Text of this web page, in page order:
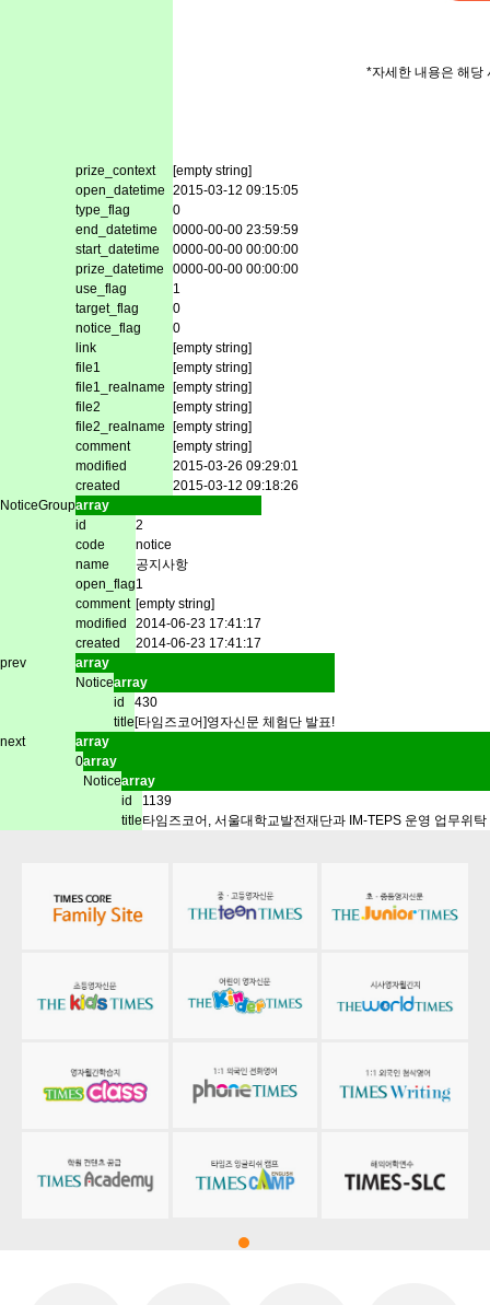
*자세한 내용은 해당
prize_context
[empty string]
open_datetime 2015-03-12 09:15:05
type_flag
0
end_datetime
0000-00-00 23:59:59
start_datetime
0000-00-00 00:00:00
prize_datetime
0000-00-00 00:00:00
use_flag
1
target_flag
0
notice_flag
0
link
[empty string]
file1
[empty string]
file1_realname
[empty string]
file2
[empty string]
file2_realname
[empty string]
comment
[empty string]
modified
2015-03-26 09:29:01
created
2015-03-12 09:18:26
NoticeGrouparray
id
2
code
notice
name
공지사항
open_flag1
comment [empty string]
modified
2014-06-23 17:41:17
created
2014-06-23 17:41:17
prev
array
Noticearray
id
430
title[타임즈코어]영자신문 체험단 발표!
next
array
0array
Noticearray
id
1139
title타임즈코어, 서울대학교발전재단과 IM-TEPS 운영 업무위